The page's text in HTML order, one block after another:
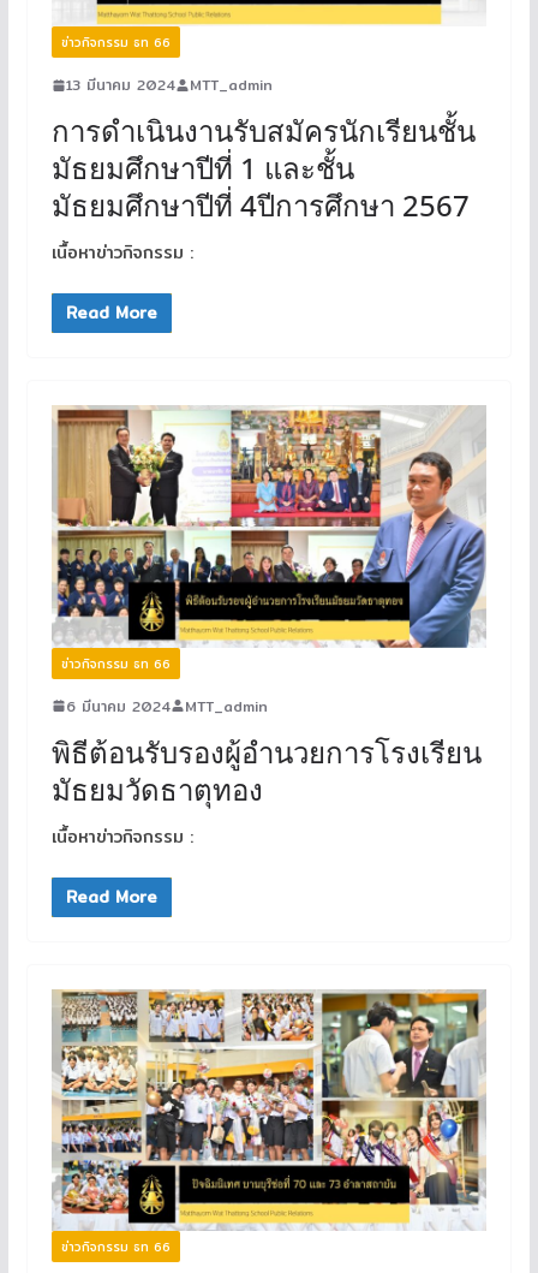
ข่าวกิจกรรม ธท 66
13 มีนาคม 2024 MTT_admin
การดำเนินงานรับสมัครนักเรียนชั้น
มัธยมศึกษาปีที่ 1 และชั้น
มัธยมศึกษาปีที่ 4ปีการศึกษา 2567
เนื้อหาข่าวกิจกรรม :
Read More
ข่าวกิจกรรม ธท 66
6 มีนาคม 2024 MTT_admin
พิธีต้อนรับรองผู้อำนวยการโรงเรียน
มัธยมวัดธาตุทอง
เนื้อหาข่าวกิจกรรม :
Read More
ข่าวกิจกรรม ธท 66